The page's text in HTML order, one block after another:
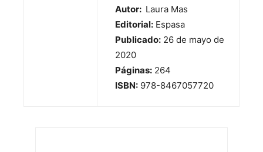
Autor: Laura Mas
Editorial: Espasa
Publicado: 26 de mayo de
2020
Páginas: 264
ISBN: 978-8467057720